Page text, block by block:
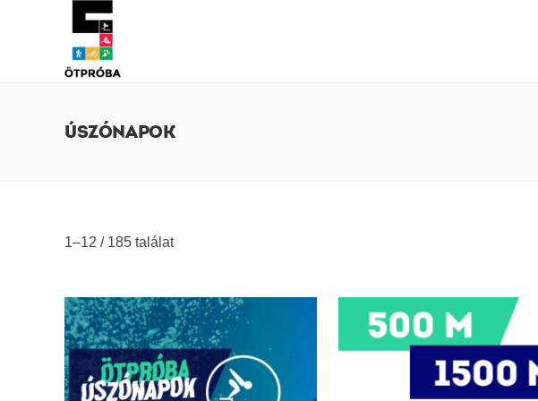
ÚSZÓNAPOK
1–12 / 185 találat